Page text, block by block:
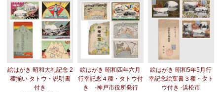
絵はがき 昭和大礼記念 2
種揃い タトウ・説明書
付き
絵はがき 昭和四年六月
行幸記念４種・タトウ付
き -神戸市役所発行
絵はがき 昭和5年5月行
幸記念絵葉書３種・タト
ウ付き -浜松市